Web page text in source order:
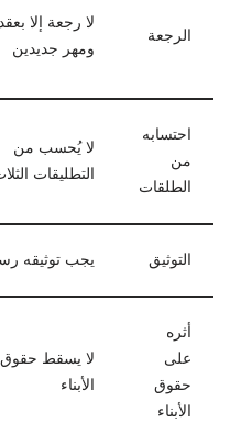
الرجعة
لا رجعة إلا
ومهر جديدين
احتسابه
من
الطلقات
لا يُحسب من
التطليقات
التوثيق يجب توثيقه
أثره
على
حقوق
الأبناء
لا يسقط حقوق
الأبناء